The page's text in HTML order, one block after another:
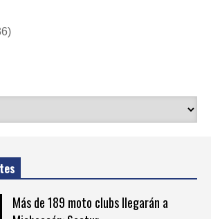
Más de 189 moto clubs llegarán a